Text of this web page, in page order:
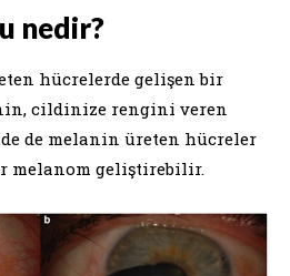
nedir?
hücrelerde gelişen bir
cildinize rengini veren
de melanin üreten hücreler
melanom geliştirebilir.